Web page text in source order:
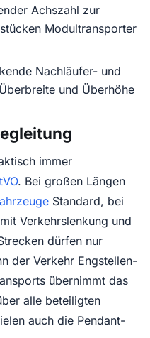
Achszahl zur
Modultransporter
Nachläufer- und
und Überhöhe
immer
. Bei großen Längen
Standard, bei
Verkehrslenkung und
dürfen nur
der Verkehr Engstellen-
übernimmt das
alle beteiligten
auch die Pendant-